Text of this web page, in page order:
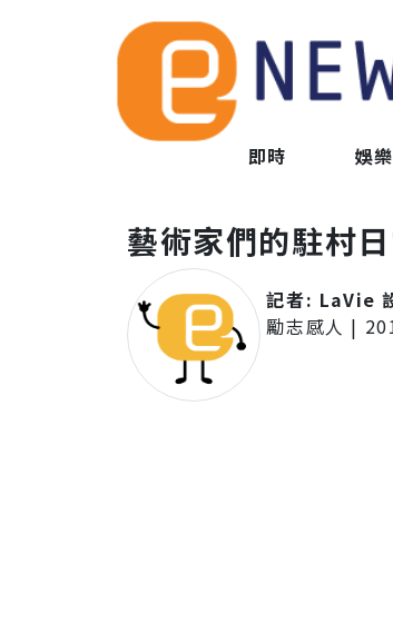
即時 娛樂
藝術家們的駐村
記者: LaVie
勵志感人 |